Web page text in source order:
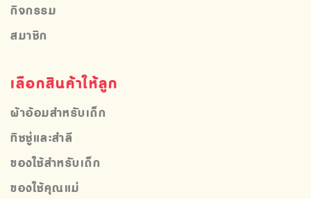
กิจกรรม
สมาชิก
เลือกสินค้าให้ลูก
ผ้าอ้อมสำหรับเด็ก
ทิชชู่และสำลี
ของใช้สำหรับเด็ก
ของใช้คุณแม่